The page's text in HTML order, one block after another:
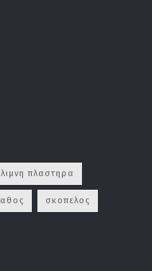
λιμνη πλαστηρα
σκοπελος